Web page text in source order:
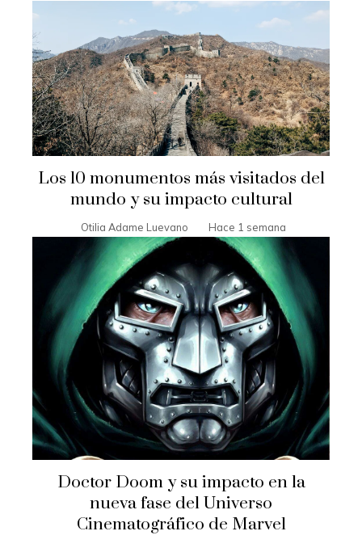
Los 10 monumentos más visitados del
mundo y su impacto cultural
Otilia Adame Luevano Hace 1 semana
Doctor Doom y su impacto en la
nueva fase del Universo
Cinematográfico de Marvel